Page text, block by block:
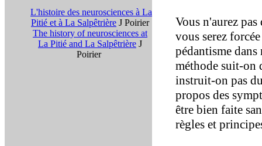
L'histoire des neurosciences à La
Pitié et à La Salpêtrière J Poirier
The history of neurosciences at
La Pitié and La Salpêtrière J
Poirier
Vous n'aurez
vous serez
pédantisme
méthode suit-on
instruit-on pas
propos des
être bien faite
règles et